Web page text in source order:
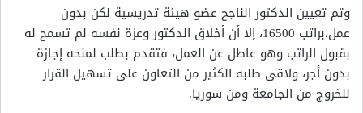
وتم تعيين الدكتور الناجح عضو هيئة تدريسية لكن بدون
عمل،براتب 16500، إلا أن أخلاق الدكتور وعزة نفسه لم تسمح له
بقبول الراتب وهو عاطل عن العمل، فتقدم بطلب لمنحه إجازة
بدون أجر، ولاقى طلبه الكثير من التعاون على تسهيل القرار
للخروج من الجامعة ومن سوريا.